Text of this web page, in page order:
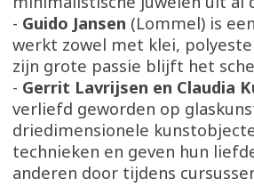
- Guido Jansen (Lommel) is
werkt zowel met klei,
zijn grote passie blijft het
- Gerrit Lavrijsen en Claudia
verliefd geworden op
driedimensionele
technieken en geven hun
anderen door tijdens